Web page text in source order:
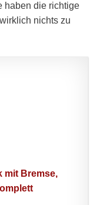
haben die richtige
nichts zu
mit Bremse,